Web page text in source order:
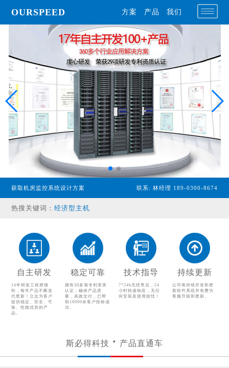
OURSPEED 方案 产品 我们
获取机房监控系统设计方案 联系: 林经理 189-0300-8674
热搜关键词：经济型主机
温湿度传感器
配电监控设备
气体监控设备
其他配件产品
自主研发
14年研发工程师领
衔，每年产品不断迭
代更新！立志为客户
提供稳定、安全、可
靠、性能优异的产
品。
稳定可靠
拥有30多项专利资质
认证，确保产品质
量，高效交付，已帮
助10000余客户投标成
功。
技术指导
7*24h无忧售后，24
小时快速响应，无任
何安装及使用烦忧！
持续更新
公司将持续开发和更
新软件系统并免费为
客服升级和更新。
斯必得科技 产品直通车